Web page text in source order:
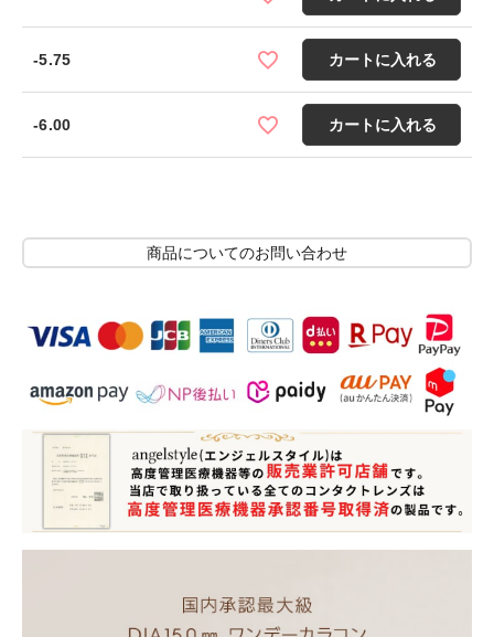
-5.75 カートに入れる
-6.00 カートに入れる
商品についてのお問い合わせ